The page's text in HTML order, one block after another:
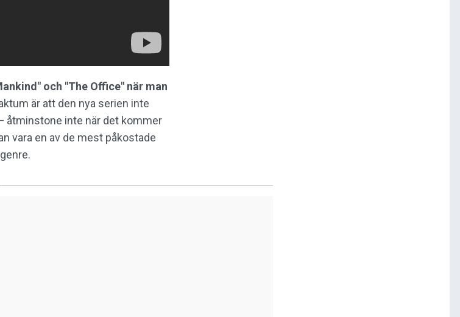
och "The Office" när man
är att den nya serien inte
åtminstone inte när det kommer
vara en av de mest påkostade